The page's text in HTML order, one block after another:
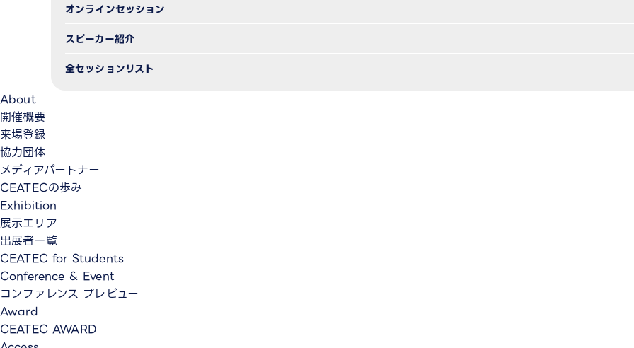
オンラインセッション
スピーカー紹介
全セッションリスト
About
開催概要
来場登録
協力団体
メディアパートナー
CEATECの歩み
Exhibition
展示エリア
出展者一覧
CEATEC for Students
Conference & Event
コンファレンス プレビュー
Award
CEATEC AWARD